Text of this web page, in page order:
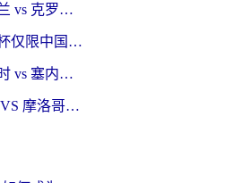
在国外看世界杯英格兰 vs 克罗地亚当前地区不可播放？这篇指南帮你搞定所有海外观赛难题
在海外看央视频世界杯仅限中国大陆？这篇指南帮你解锁中文解说+无卡顿直播
在海外看世界杯比利时 vs 塞内加尔仅限中国大陆？我找到了最流畅的中文解说之路
在国外看世界杯法国 VS 摩洛哥仅限中国大陆？海外党这样看中文解说赛事不卡顿